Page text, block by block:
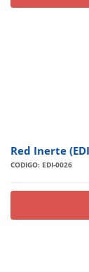
Red Inerte
CODIGO: EDI-0026